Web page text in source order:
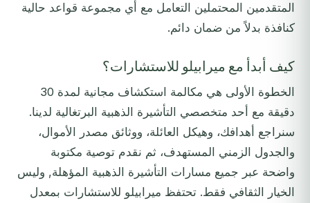
المتقدمين المحتملين التعامل مع أي مجموعة قواعد حالية
كنافذة بدلاً من ضمان دائم.
كيف أبدأ مع ميرابيلو للاستشارات؟
الخطوة الأولى هي مكالمة استكشاف مجانية لمدة 30
دقيقة مع أحد متخصصي التأشيرة الذهبية البرتغالية لدينا.
سنراجع أهدافك، وهيكل العائلة، ووثائق مصدر الأموال،
والجدول الزمني المستهدف، ثم نقدم توصية مكتوبة
واضحة عبر جميع مسارات التأشيرة الذهبية المؤهلة, وليس
الخيار الثقافي فقط. تحتفظ ميرابيلو للاستشارات بمعدل